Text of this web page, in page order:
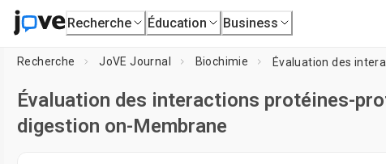
Recherche Éducation Business
Recherche JoVE Journal Biochimie
Évaluation des interactions protéines-
digestion on-Membrane